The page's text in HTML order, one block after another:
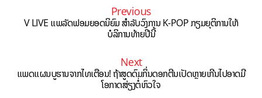
Previous
V LIVE ແພລັດຟອມຍອດນິຍົມ ສຳລັບວົງການ K-POP ກຽມຍຸຕິການໃຫ້
ບໍລິການທ້າຍປີນີ້
Next
ແພດແຜນບູຮານຈາກໄທເຕືອນ! ຖ້າສູດດົມກິ່ນດອກຕີນເປັດຫຼາຍເກີນໄປອາດມີ
ໂອກາດສ່ຽງຕໍ່ຫົວໃຈ